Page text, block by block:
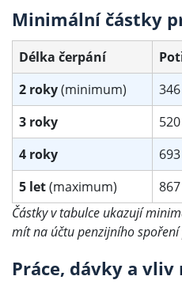
Minimální částky
Délka čerpání
2 roky(minimum)
3 roky
4 roky
5 let(maximum)
Částky v tabulce ukazují
mít na účtu penzijního
Práce, dávky a vliv